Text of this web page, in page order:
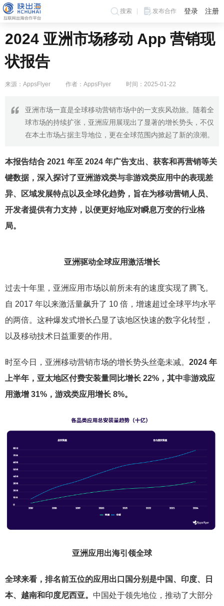
搜索 发布合作 登录 注册
2024 亚洲市场移动 App 营销现
状报告
来源：AppsFlyer 作者：AppsFlyer 时间：2025-01-22
亚洲市场一直是全球移动营销市场中的一支疾风劲旅。随着全
球市场的持续扩张，亚洲应用展现出了显著的增长势头，不仅
在本土市场占据主导地位，更在全球范围内掀起了新的浪潮。
本报告结合 2021 年至 2024 年广告支出、获客和再营销等关
键数据，深入探讨了亚洲游戏类与非游戏类应用中的表现差
异、区域发展特点以及全球化趋势，旨在为移动营销人员、
开发者提供有力支持，以便更好地应对瞬息万变的行业格
局。
亚洲驱动全球应用激活增长
过去十年里，亚洲应用市场以前所未有的速度实现了腾飞。
自 2017 年以来激活量飙升了 10 倍，增速超过全球平均水平
的两倍。这种爆发式增长凸显了该地区快速的数字化转型，
以及移动技术日益重要的作用。
时至今日，亚洲移动营销市场的增长势头丝毫未减。 2024 年
上半年，亚太地区付费安装量同比增长 22%，其中非游戏应
用激增 31%，游戏类应用增长 8%。
亚洲应用出海引领全球
全球来看，排名前五位的应用出口国分别是中国、印度、日
本、越南和印度尼西亚。 中国处于领先地位，推动了大部分